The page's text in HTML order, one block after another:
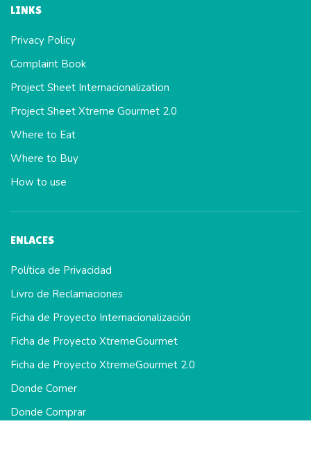
LINKS
Privacy Policy
Complaint Book
Project Sheet Internacionalization
Project Sheet Xtreme Gourmet 2.0
Where to Eat
Where to Buy
How to use
ENLACES
Política de Privacidad
Livro de Reclamaciones
Ficha de Proyecto Internacionalización
Ficha de Proyecto XtremeGourmet
Ficha de Proyecto XtremeGourmet 2.0
Donde Comer
Donde Comprar